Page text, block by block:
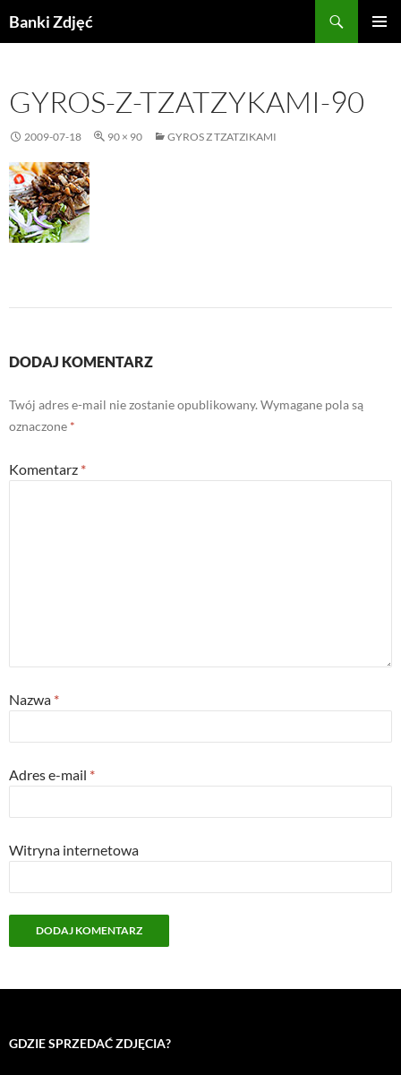
doBanki Zdjęć
GYROS-Z-TZATZYKAMI-90
2009-07-18 90 × 90 GYROS Z TZATZIKAMI
DODAJ KOMENTARZ
Twój adres e-mail nie zostanie opublikowany. Wymagane pola są
oznaczone *
Komentarz *
Nazwa *
Adres e-mail *
Witryna internetowa
GDZIE SPRZEDAĆ ZDJĘCIA?